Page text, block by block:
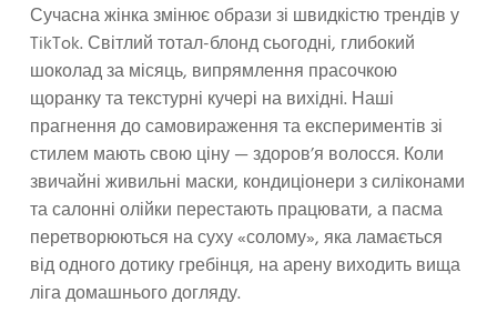
Сучасна жінка змінює образи зі швидкістю трендів у
TikTok. Світлий тотал-блонд сьогодні, глибокий
шоколад за місяць, випрямлення прасочкою
щоранку та текстурні кучері на вихідні. Наші
прагнення до самовираження та експериментів зі
стилем мають свою ціну — здоров’я волосся. Коли
звичайні живильні маски, кондиціонери з силіконами
та салонні олійки перестають працювати, а пасма
перетворюються на суху «солому», яка ламається
від одного дотику гребінця, на арену виходить вища
ліга домашнього догляду.